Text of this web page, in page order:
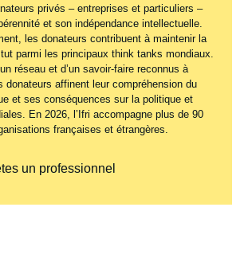
privés – entreprises et particuliers –
et son indépendance intellectuelle.
les donateurs contribuent à maintenir la
parmi les principaux think tanks mondiaux.
réseau et d’un savoir-faire reconnus à
donateurs affinent leur compréhension du
et ses conséquences sur la politique et
En 2026, l’Ifri accompagne plus de 90
françaises et étrangères.
un professionnel